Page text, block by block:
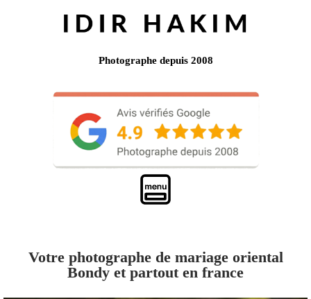
Photographe depuis 2008
Votre photographe de mariage oriental
Bondy et partout en france